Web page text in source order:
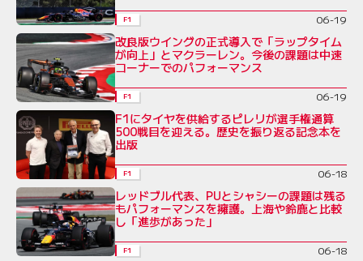
F1 06-19
改良版ウイングの正式導入で「ラップタイム
が向上」とマクラーレン。今後の課題は中速
コーナーでのパフォーマンス
F1 06-19
F1にタイヤを供給するピレリが選手権通算
500戦目を迎える。歴史を振り返る記念本を
出版
F1 06-18
レッドブル代表、PUとシャシーの課題は残る
もパフォーマンスを擁護。上海や鈴鹿と比較
し「進歩があった」
F1 06-18